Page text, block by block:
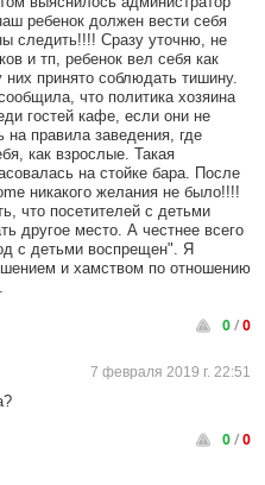
ребенок должен вести себя
следить!!!! Сразу уточню, не
и тп, ребенок вел себя как
принято соблюдать тишину.
что политика хозяина
гостей кафе, если они не
правила заведения, где
как взрослые. Такая
на стойке бара. После
никакого желания не было!!!!
что посетителей с детьми
другое место. А честнее всего
с детьми воспрещен". Я
и хамством по отношению
0/0
7 февраля 2019 г. 22:51
0/0